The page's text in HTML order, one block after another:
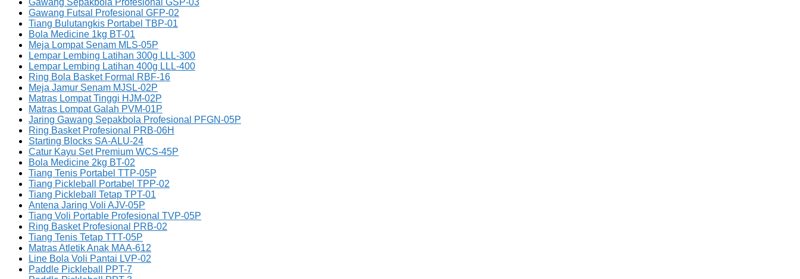
Gawang Sepakbola Profesional GSP-03
Gawang Futsal Profesional GFP-02
Tiang Bulutangkis Portabel TBP-01
Bola Medicine 1kg BT-01
Meja Lompat Senam MLS-05P
Lempar Lembing Latihan 300g LLL-300
Lempar Lembing Latihan 400g LLL-400
Ring Bola Basket Formal RBF-16
Meja Jamur Senam MJSL-02P
Matras Lompat Tinggi HJM-02P
Matras Lompat Galah PVM-01P
Jaring Gawang Sepakbola Profesional PFGN-05P
Ring Basket Profesional PRB-06H
Starting Blocks SA-ALU-24
Catur Kayu Set Premium WCS-45P
Bola Medicine 2kg BT-02
Tiang Tenis Portabel TTP-05P
Tiang Pickleball Portabel TPP-02
Tiang Pickleball Tetap TPT-01
Antena Jaring Voli AJV-05P
Tiang Voli Portable Profesional TVP-05P
Ring Basket Profesional PRB-02
Tiang Tenis Tetap TTT-05P
Matras Atletik Anak MAA-612
Line Bola Voli Pantai LVP-02
Paddle Pickleball PPT-7